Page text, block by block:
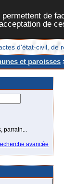
de
de
d'état-civil, de
et paroisses
parrain...
avancée